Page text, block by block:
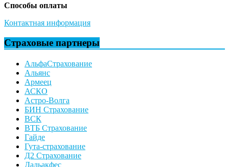
Способы оплаты
Контактная информация
Страховые партнеры
АльфаСтрахование
Альянс
Армеец
АСКО
Астро-Волга
БИН Страхование
ВСК
ВТБ Страхование
Гайде
Гута-страхование
Д2 Страхование
Дальакфес